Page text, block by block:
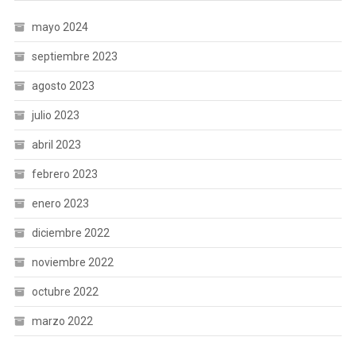
mayo 2024
septiembre 2023
agosto 2023
julio 2023
abril 2023
febrero 2023
enero 2023
diciembre 2022
noviembre 2022
octubre 2022
marzo 2022